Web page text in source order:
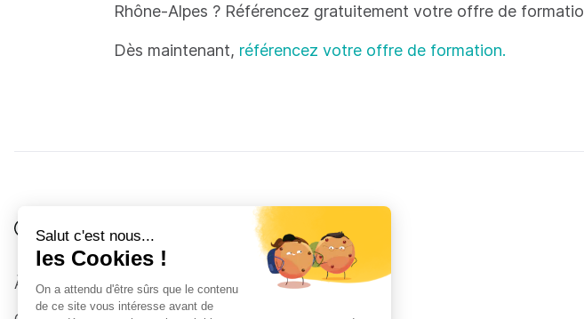
Rhône-Alpes ? Référencez gratuitement votre offre de
Dès maintenant, référencez votre offre de formation.
Côté Formations
À propos
Je suis
Au collège